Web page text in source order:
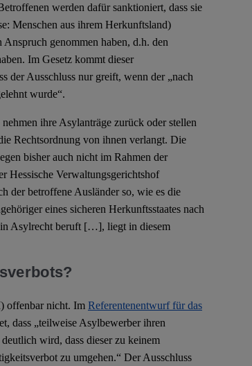
werden dafür sanktioniert, dass sie
Menschen aus ihrem Herkunftsland)
genommen haben, d.h. den
Im Gesetz kommt dieser
der Ausschluss nur greift, wenn der „nach
wurde“.
ihre Asylanträge zurück oder stellen
Rechtsordnung von ihnen verlangt. Die
bisher auch nicht im Rahmen der
Hessische Verwaltungsgerichtshof
der betroffene Ausländer so, wie es die
eines sicheren Herkunftsstaates nach
Asylrecht beruft […], liegt in diesem
offenbar nicht. Im Referentenentwurf für das
dass „teilweise Asylbewerber ihren
wird, dass dieser zu keinem
zu umgehen.“ Der Ausschluss